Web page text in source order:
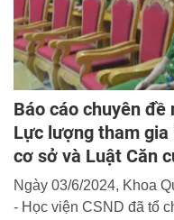
Báo cáo chuyên
Lực lượng tham
cơ sở và Luật Căn
Ngày 03/6/2024, Khoa
- Học viện CSND đã tổ